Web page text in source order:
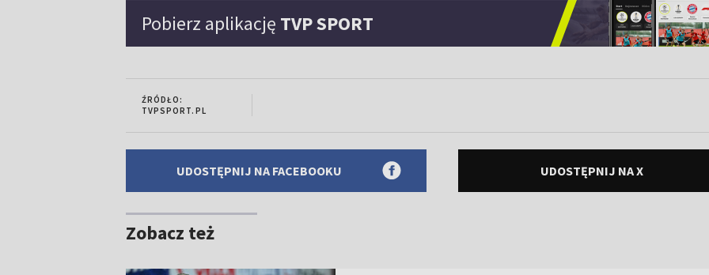
MŚ 2019.
"Mieliśmy dużo
szczęścia"
Pobierz aplikację TVP SPORT
ŹRÓDŁO:
TVPSPORT.PL
UDOSTĘPNIJ NA FACEBOOKU UDOSTĘPNIJ NA X
Zobacz też